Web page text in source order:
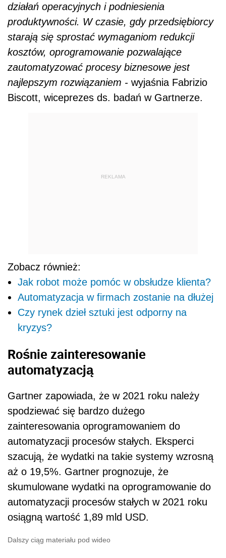
działań operacyjnych i podniesienia
produktywności. W czasie, gdy przedsiębiorcy
starają się sprostać wymaganiom redukcji
kosztów, oprogramowanie pozwalające
zautomatyzować procesy biznesowe jest
najlepszym rozwiązaniem - wyjaśnia Fabrizio
Biscott, wiceprezes ds. badań w Gartnerze.
REKLAMA
Zobacz również:
Jak robot może pomóc w obsłudze klienta?
Automatyzacja w firmach zostanie na dłużej
Czy rynek dzieł sztuki jest odporny na
kryzys?
Rośnie zainteresowanie
automatyzacją
Gartner zapowiada, że w 2021 roku należy
spodziewać się bardzo dużego
zainteresowania oprogramowaniem do
automatyzacji procesów stałych. Eksperci
szacują, że wydatki na takie systemy wzrosną
aż o 19,5%. Gartner prognozuje, że
skumulowane wydatki na oprogramowanie do
automatyzacji procesów stałych w 2021 roku
osiągną wartość 1,89 mld USD.
Dalszy ciąg materiału pod wideo